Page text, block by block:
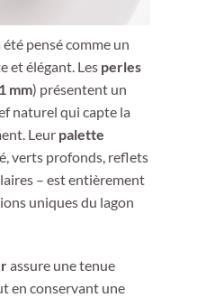
pensé comme un
et élégant. Les perles
mm) présentent un
naturel qui capte la
Leur palette
verts profonds, reflets
– est entièrement
uniques du lagon
assure une tenue
en conservant une